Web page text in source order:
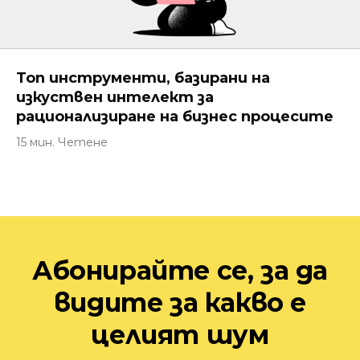
Топ инструменти, базирани на
изкуствен интелект за
рационализиране на бизнес процесите
15 мин. Четене
Абонирайте се, за да
видите за какво е
целият шум